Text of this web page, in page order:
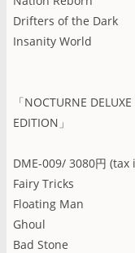
Drifters of the Dark
Insanity World
「NOCTURNE DELUXE
DME-009/ 3080円 (tax
Fairy Tricks
Floating Man
Ghoul
Bad Stone